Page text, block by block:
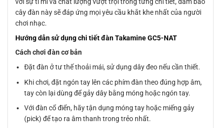
với sự tỉ mỉ và chất lượng vượt trội trong từng chi tiết, đảm bảo
cây đàn này sẽ đáp ứng mọi yêu cầu khắt khe nhất của người
chơi nhạc.
Hướng dẫn sử dụng chi tiết đàn Takamine GC5-NAT
Cách chơi đàn cơ bản
Đặt đàn ở tư thế thoải mái, sử dụng dây đeo nếu cần thiết.
Khi chơi, đặt ngón tay lên các phím đàn theo đúng hợp âm,
tay còn lại dùng để gảy dây bằng móng hoặc ngón tay.
Với đàn cổ điển, hãy tận dụng móng tay hoặc miếng gảy
(pick) để tạo ra âm thanh trong trẻo nhất.